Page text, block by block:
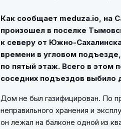
Как сообщает meduza.io, на
произошел в поселке
к северу от Южно-
времени в угловом
по пятый этаж. Всего в этом
соседних подъездов выбило
Дом не был газифицирован. По
неправильного хранения и
он лежал на балконе одной из